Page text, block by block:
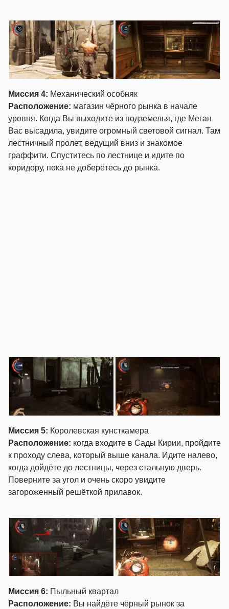
Миссия 4: Механический особняк
Расположение: магазин чёрного рынка в начале
уровня. Когда Вы выходите из подземелья, где Меган
Вас высадила, увидите огромный световой сигнал. Там
лестничный пролет, ведущий вниз и знакомое
граффити. Спуститесь по лестнице и идите по
коридору, пока не доберётесь до рынка.
Миссия 5: Королевская кунсткамера
Расположение: когда входите в Сады Кирии, пройдите
к проходу слева, который выше канала. Идите налево,
когда дойдёте до лестницы, через стальную дверь.
Поверните за угол и очень скоро увидите
загороженный решёткой прилавок.
Миссия 6: Пыльный квартал
Расположение: Вы найдёте чёрный рынок за